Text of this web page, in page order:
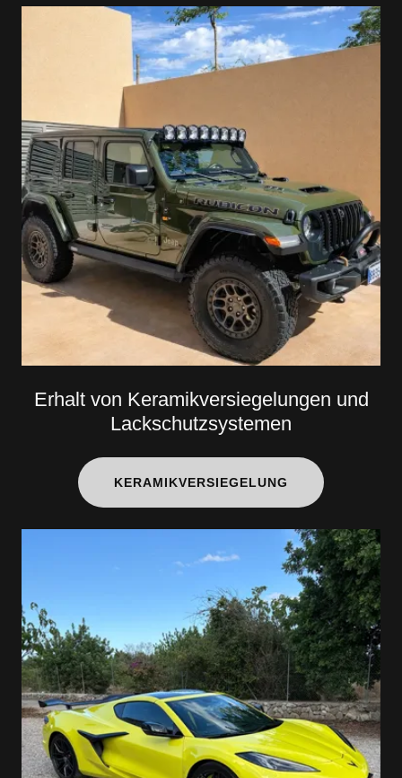
Erhalt von Keramikversiegelungen und
Lackschutzsystemen
KERAMIKVERSIEGELUNG